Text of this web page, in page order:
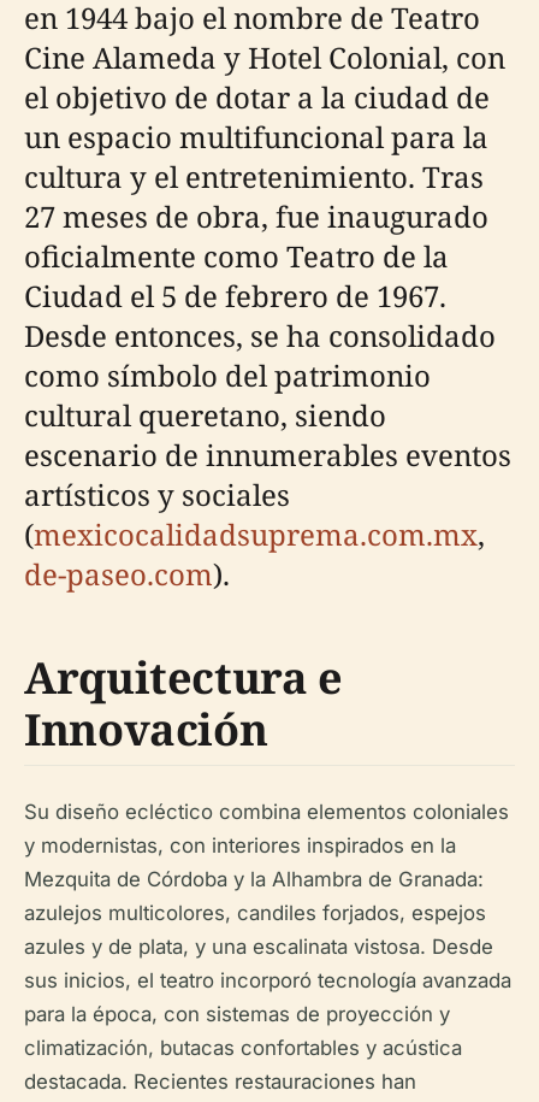
en 1944 bajo el nombre de Teatro
Cine Alameda y Hotel Colonial, con
el objetivo de dotar a la ciudad de
un espacio multifuncional para la
cultura y el entretenimiento. Tras
27 meses de obra, fue inaugurado
oficialmente como Teatro de la
Ciudad el 5 de febrero de 1967.
Desde entonces, se ha consolidado
como símbolo del patrimonio
cultural queretano, siendo
escenario de innumerables eventos
artísticos y sociales
(mexicocalidadsuprema.com.mx,
de-paseo.com).
Arquitectura e
Innovación
Su diseño ecléctico combina elementos coloniales
y modernistas, con interiores inspirados en la
Mezquita de Córdoba y la Alhambra de Granada:
azulejos multicolores, candiles forjados, espejos
azules y de plata, y una escalinata vistosa. Desde
sus inicios, el teatro incorporó tecnología avanzada
para la época, con sistemas de proyección y
climatización, butacas confortables y acústica
destacada. Recientes restauraciones han